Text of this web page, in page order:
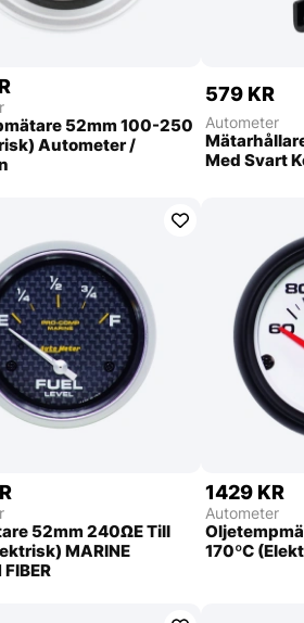
52mm 100-250
Autometer /
579 KR
Autometer
Med Svart
52mm 240ΩE Till
MARINE
1429 KR
Autometer
170ºC